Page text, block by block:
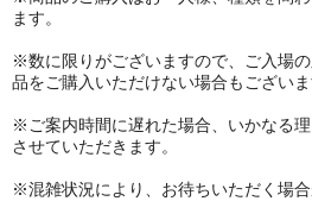
ます。
※数に限りがございますので、ご入場
品をご購入いただけない場合もござい
※ご案内時間に遅れた場合、いかなる
させていただきます。
※混雑状況により、お待ちいただく場合